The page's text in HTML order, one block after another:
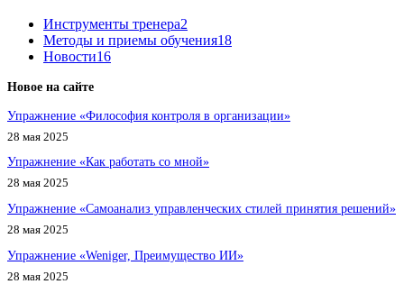
Инструменты тренера2
Методы и приемы обучения18
Новости16
Новое на сайте
Упражнение «Философия контроля в организации»
28 мая 2025
Упражнение «Как работать со мной»
28 мая 2025
Упражнение «Самоанализ управленческих стилей принятия решений»
28 мая 2025
Упражнение «Weniger, Преимущество ИИ»
28 мая 2025